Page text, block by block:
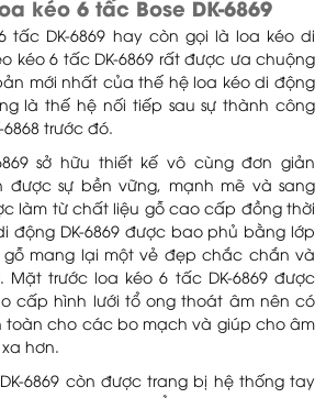
kéo 6 tấc Bose DK-6869
tấc DK-6869 hay còn gọi là loa kéo di
kéo 6 tấc DK-6869 rất được ưa chuộng
mới nhất của thế hệ loa kéo di động
là thế hệ nối tiếp sau sự thành công
trước đó.
sở hữu thiết kế vô cùng đơn giản
được sự bền vững, mạnh mẽ và sang
làm từ chất liệu gỗ cao cấp đồng thời
động DK-6869 được bao phủ bằng lớp
gỗ mang lại một vẻ đẹp chắc chắn và
Mặt trước loa kéo 6 tấc DK-6869 được
cấp hình lưới tổ ong thoát âm nên có
toàn cho các bo mạch và giúp cho âm
hơn.
6869 còn được trang bị hệ thống tay